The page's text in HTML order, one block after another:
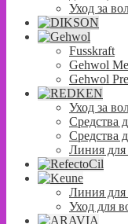
Уход за
Fusskraft
Gehwol
Gehwol
Уход за
Средства
Средства
Линия
Линия
Уход для